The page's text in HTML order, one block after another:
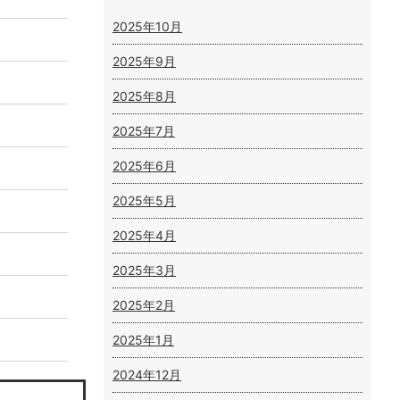
2025年10月
2025年9月
2025年8月
2025年7月
2025年6月
2025年5月
2025年4月
2025年3月
2025年2月
2025年1月
2024年12月